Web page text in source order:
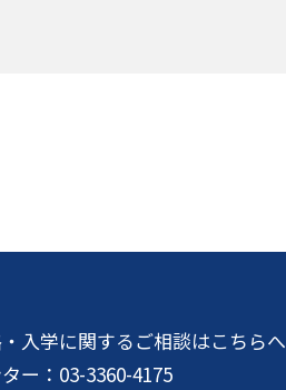
入学に関するご相談はこちらへ
ー： 03-3360-4175